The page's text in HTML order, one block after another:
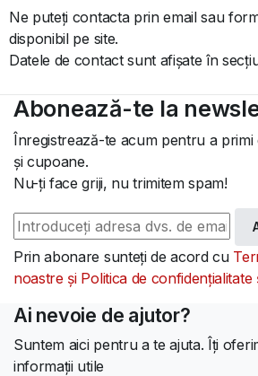
Ne puteți contacta prin email sau
disponibil pe site.
Datele de contact sunt afișate în
Abonează-te la
Înregistrează-te acum pentru a primi
și cupoane.
Nu-ți face griji, nu trimitem spam!
Prin abonare sunteți de acord cu
noastre și Politica de confidențialitate
Ai nevoie de ajutor?
Suntem aici pentru a te ajuta. Îți
informații utile